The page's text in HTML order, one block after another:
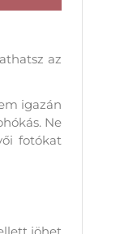
az
igazán
Ne
fotókat
jöhet